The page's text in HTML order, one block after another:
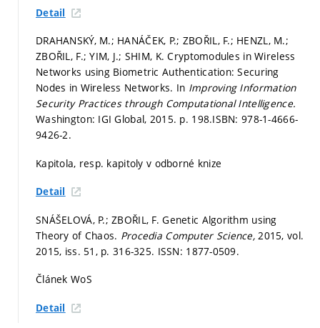
Detail
DRAHANSKÝ, M.; HANÁČEK, P.; ZBOŘIL, F.; HENZL, M.;
ZBOŘIL, F.; YIM, J.; SHIM, K. Cryptomodules in Wireless
Networks using Biometric Authentication: Securing
Nodes in Wireless Networks. In Improving Information
Security Practices through Computational Intelligence.
Washington: IGI Global, 2015. p. 198.ISBN: 978-1-4666-
9426-2.
Kapitola, resp. kapitoly v odborné knize
Detail
SNÁŠELOVÁ, P.; ZBOŘIL, F. Genetic Algorithm using
Theory of Chaos. Procedia Computer Science,2015, vol.
2015, iss. 51, p. 316-325. ISSN: 1877-0509.
Článek WoS
Detail